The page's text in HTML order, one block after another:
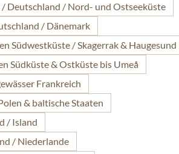
/ Deutschland / Nord- und Ostseeküste
/ Dänemark
Südwestküste / Skagerrak & Haugesund
Südküste & Ostküste bis Umeå
Frankreich
& baltische Staaten
/ Island
/ Niederlande